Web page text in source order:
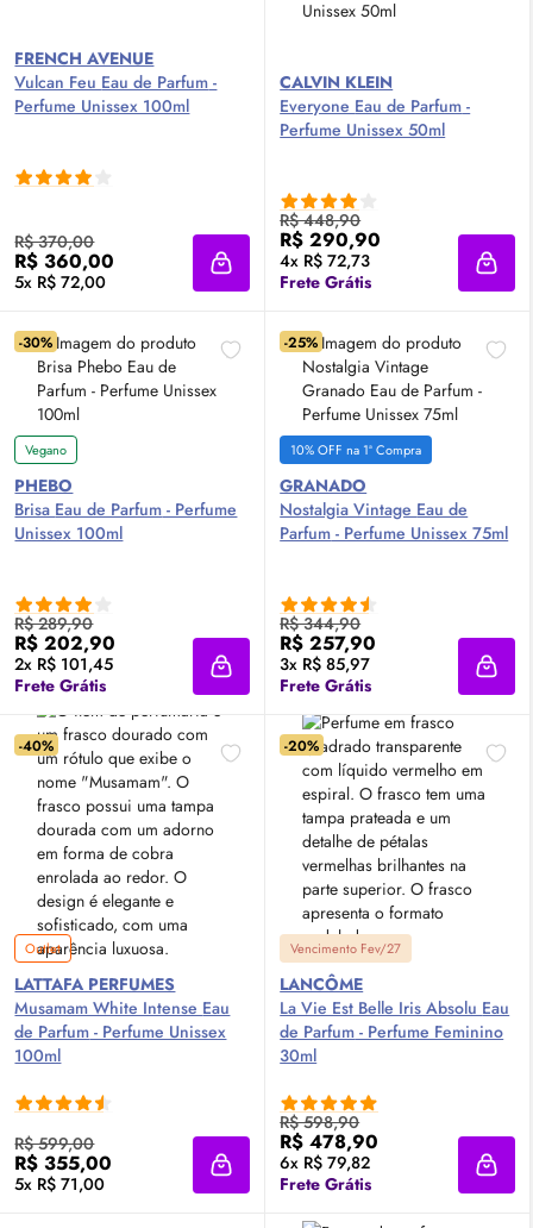
FRENCH AVENUE
Vulcan Feu Eau de Parfum -
Perfume Unissex 100ml
R$ 370,00
R$ 360,00
5x R$ 72,00 Adicionar à sacola
CALVIN KLEIN
Everyone Eau de Parfum -
Perfume Unissex 50ml
R$ 448,90
R$ 290,90
4x R$ 72,73
Frete Grátis
-30%
Vegano
PHEBO
Brisa Eau de Parfum - Perfume
Unissex 100ml
R$ 289,90
R$ 202,90
2x R$ 101,45
Frete Grátis
Adicionar à sacola
-25%
10% OFF na 1ª Compra
GRANADO
Nostalgia Vintage Eau de
Parfum - Perfume Unissex 75ml
R$ 344,90
R$ 257,90
3x R$ 85,97
Frete Grátis
-40%
Outlet
LATTAFA PERFUMES
Musamam White Intense Eau
de Parfum - Perfume Unissex
100ml
R$ 599,00
R$ 355,00
5x R$ 71,00 Adicionar à sacola
-20%
Vencimento Fev/27
LANCÔME
La Vie Est Belle Iris Absolu Eau
de Parfum - Perfume Feminino
30ml
R$ 598,90
R$ 478,90
6x R$ 79,82
Frete Grátis